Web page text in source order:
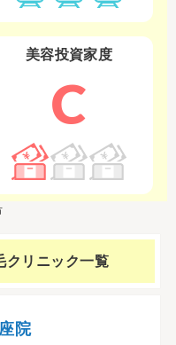
美容投資家度
C
クリニック一覧
院